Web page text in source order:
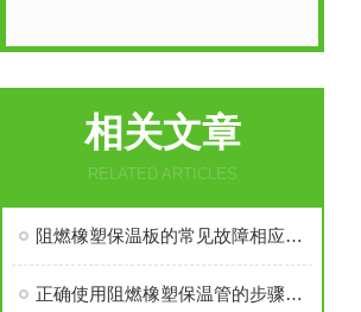
相关文章
RELATED ARTICLES
阻燃橡塑保温板的常见故障相应解决方法分享
正确使用阻燃橡塑保温管的步骤及注意事项分享